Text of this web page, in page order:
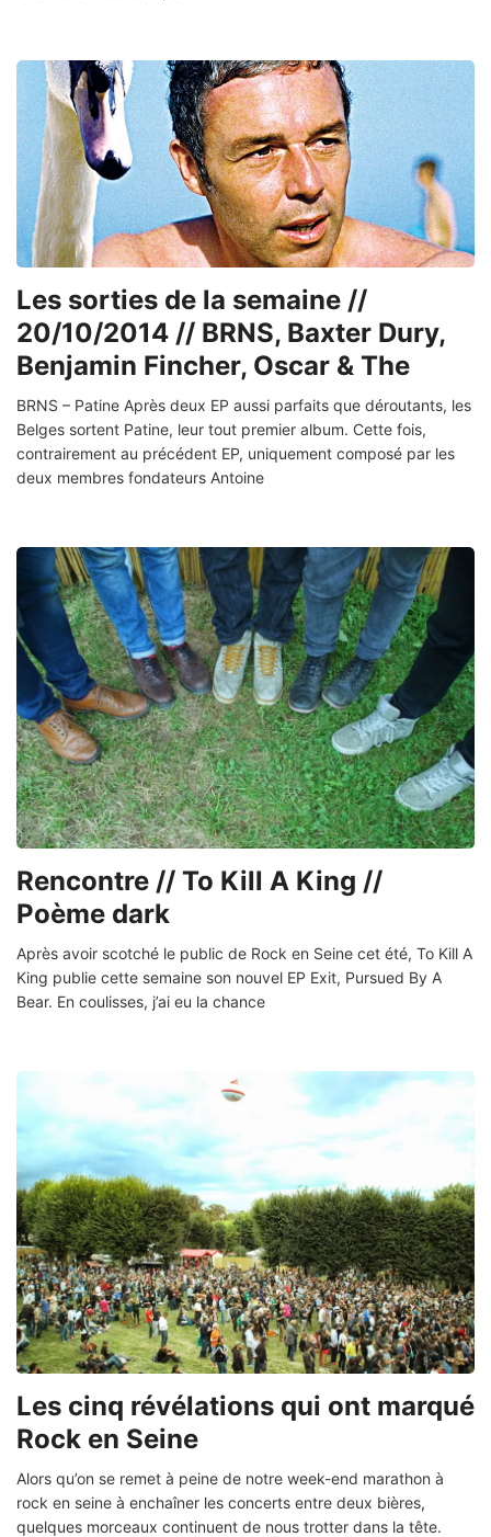
Les sorties de la semaine //
20/10/2014 // BRNS, Baxter Dury,
Benjamin Fincher, Oscar & The
BRNS – Patine Après deux EP aussi parfaits que déroutants, les
Belges sortent Patine, leur tout premier album. Cette fois,
contrairement au précédent EP, uniquement composé par les
deux membres fondateurs Antoine
Rencontre // To Kill A King //
Poème dark
Après avoir scotché le public de Rock en Seine cet été, To Kill A
King publie cette semaine son nouvel EP Exit, Pursued By A
Bear. En coulisses, j’ai eu la chance
Les cinq révélations qui ont marqué
Rock en Seine
Alors qu’on se remet à peine de notre week-end marathon à
rock en seine à enchaîner les concerts entre deux bières,
quelques morceaux continuent de nous trotter dans la tête.